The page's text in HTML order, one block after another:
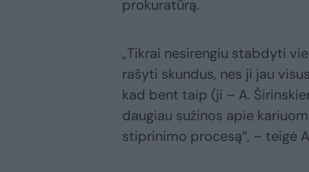
prokuratūrą.
„Tikrai nesirengiu stabdyti
rašyti skundus, nes ji jau
kad bent taip (ji – A.
daugiau sužinos apie
stiprinimo procesą“, – teigė